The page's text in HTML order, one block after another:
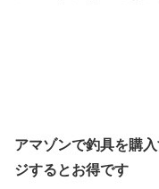
アマゾンで釣具を購
ジするとお得です